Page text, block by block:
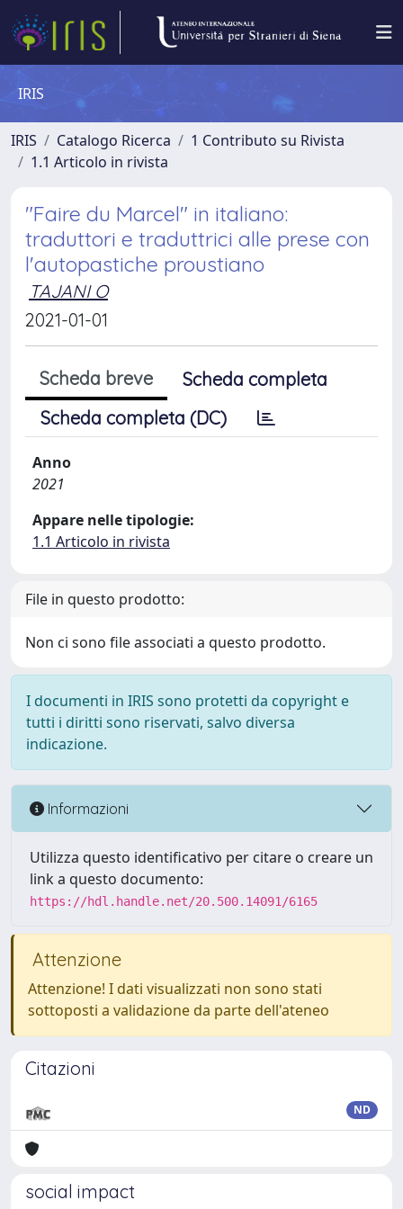
IRIS
IRIS Catalogo Ricerca
1 Contributo su Rivista
1.1 Articolo in rivista
"Faire du Marcel" in italiano:
traduttori e traduttrici alle prese con
l'autopastiche proustiano
TAJANI O
2021-01-01
Scheda breve
Scheda completa
Scheda completa (DC)
Anno
2021
Appare nelle tipologie:
1.1 Articolo in rivista
File in questo prodotto:
Non ci sono file associati a questo prodotto.
I documenti in IRIS sono protetti da copyright e
tutti i diritti sono riservati, salvo diversa
indicazione.
Informazioni
Utilizza questo identificativo per citare o creare un
link a questo documento:
https://hdl.handle.net/20.500.14091/6165
Attenzione
Attenzione! I dati visualizzati non sono stati
sottoposti a validazione da parte dell'ateneo
Citazioni
ND
social impact